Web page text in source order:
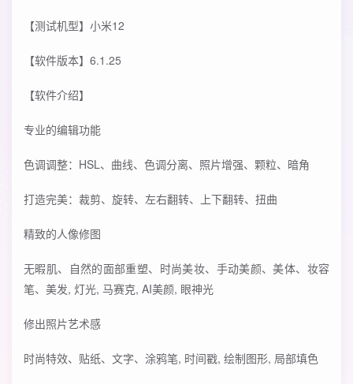
【测试机型】小米12
【软件版本】6.1.25
【软件介绍】
专业的编辑功能
色调调整：HSL、曲线、色调分离、照片增强、颗粒、暗角
打造完美：裁剪、旋转、左右翻转、上下翻转、扭曲
精致的人像修图
无暇肌、自然的面部重塑、时尚美妆、手动美颜、美体、妆容
笔、美发, 灯光, 马赛克, AI美颜, 眼神光
修出照片艺术感
时尚特效、贴纸、文字、涂鸦笔, 时间戳, 绘制图形, 局部填色